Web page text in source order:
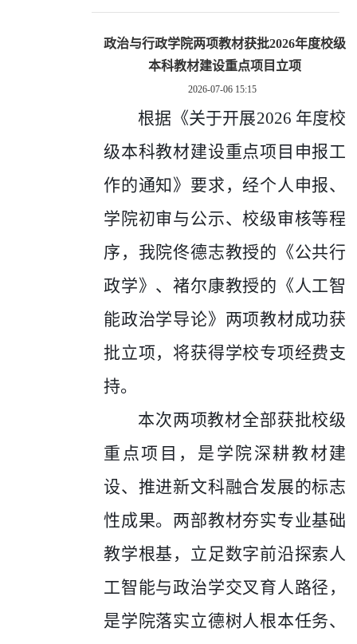
政治与行政学院两项教材获批2026年度校级
本科教材建设重点项目立项
2026-07-06 15:15
根据《关于开展2026 年度校
级本科教材建设重点项目申报工
作的通知》要求，经个人申报、
学院初审与公示、校级审核等程
序，我院佟德志教授的《公共行
政学》、褚尔康教授的《人工智
能政治学导论》两项教材成功获
批立项，将获得学校专项经费支
持。
本次两项教材全部获批校级
重点项目，是学院深耕教材建
设、推进新文科融合发展的标志
性成果。两部教材夯实专业基础
教学根基，立足数字前沿探索人
工智能与政治学交叉育人路径，
是学院落实立德树人根本任务、